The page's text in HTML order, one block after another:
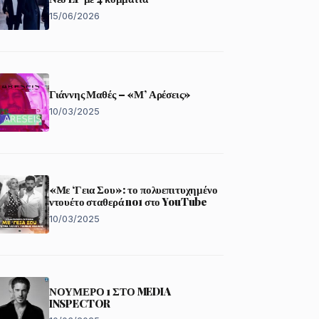
15/06/2026
Γιάννης Μαθές – «Μ’ Αρέσεις»
10/03/2025
«Με ‘Γεια Σου»: το πολυεπιτυχημένο
ντουέτο σταθερά no1 στο YouTube
10/03/2025
ΝΟΥΜΕΡΟ 1 ΣΤΟ MEDIA
INSPECTOR